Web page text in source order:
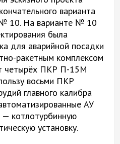
варианта
№ 10. На варианте № 10
была
для аварийной посадки
ракетным комплексом
четырёх ПКР П-15М
восьми ПКР
главного калибра
АУ
котлотурбинную
установку.